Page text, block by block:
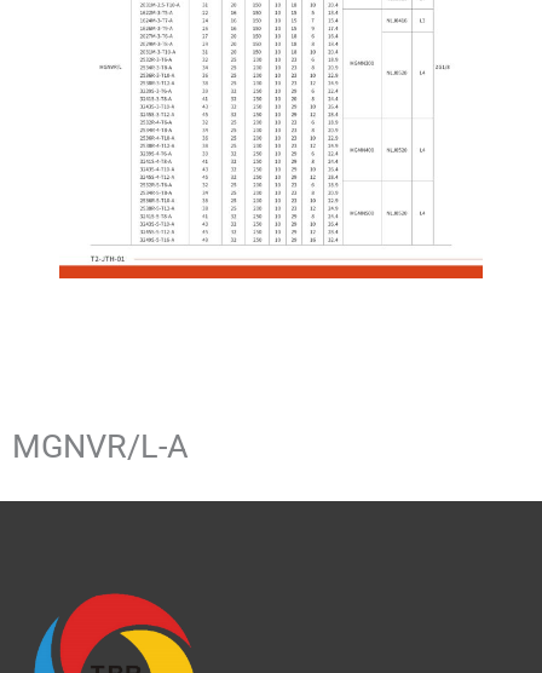
MGNVR/L-A